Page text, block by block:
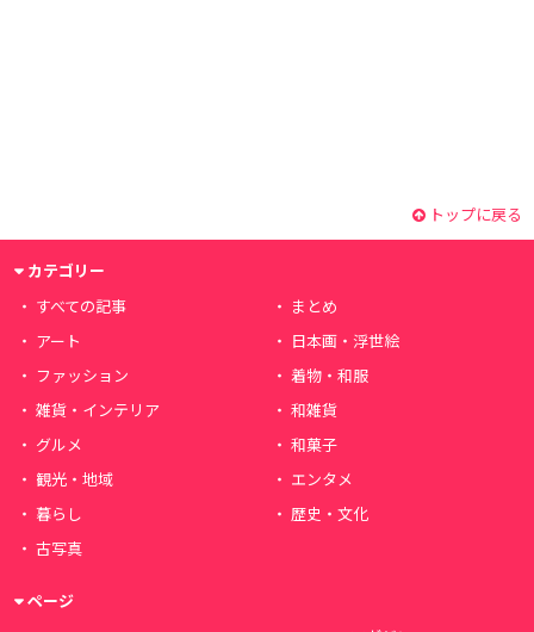
トップに戻る
カテゴリー
すべての記事
まとめ
アート
日本画・浮世絵
ファッション
着物・和服
雑貨・インテリア
和雑貨
グルメ
和菓子
観光・地域
エンタメ
暮らし
歴史・文化
古写真
ページ